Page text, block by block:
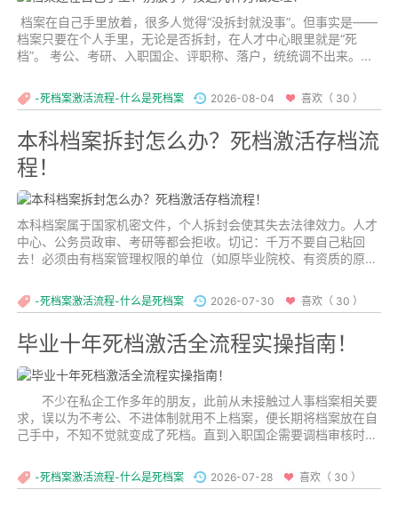
档案在自己手里放着，很多人觉得“没拆封就没事”。但事实是——
档案只要在个人手里，无论是否拆封，在人才中心眼里就是“死
档”。 考公、考研、入职国企、评职称、落户，统统调不出来。...
-死档案激活流程-什么是死档案 2026-08-04 喜欢（ 30 ）
本科档案拆封怎么办？死档激活存档流
程！
本科档案属于国家机密文件，个人拆封会使其失去法律效力。人才
中心、公务员政审、考研等都会拒收。切记：千万不要自己粘回
去！必须由有档案管理权限的单位（如原毕业院校、有资质的原单
复效力。...
-死档案激活流程-什么是死档案 2026-07-30 喜欢（ 30 ）
毕业十年死档激活全流程实操指南！
不少在私企工作多年的朋友，此前从未接触过人事档案相关要
求，误以为不考公、不进体制就用不上档案，便长期将档案放在自
己手中，不知不觉就变成了死档。直到入职国企需要调档审核时才
收。
...
-死档案激活流程-什么是死档案 2026-07-28 喜欢（ 30 ）